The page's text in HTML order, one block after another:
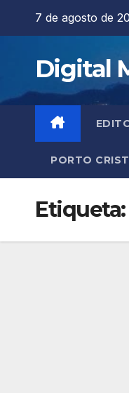
7 de agosto de
Digital
PORTO
Etiqueta: